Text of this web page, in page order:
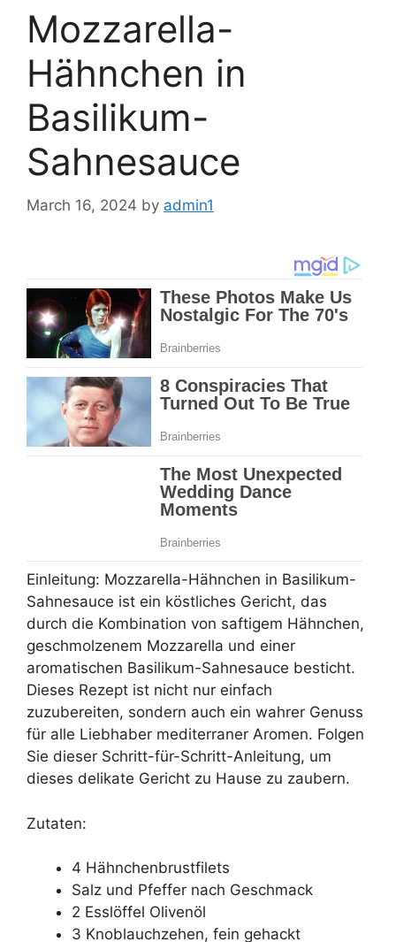
Mozzarella-
Hähnchen in
Basilikum-
Sahnesauce
March 16, 2024 by admin1
Einleitung: Mozzarella-Hähnchen in Basilikum-
Sahnesauce ist ein köstliches Gericht, das
durch die Kombination von saftigem Hähnchen,
geschmolzenem Mozzarella und einer
aromatischen Basilikum-Sahnesauce besticht.
Dieses Rezept ist nicht nur einfach
zuzubereiten, sondern auch ein wahrer Genuss
für alle Liebhaber mediterraner Aromen. Folgen
Sie dieser Schritt-für-Schritt-Anleitung, um
dieses delikate Gericht zu Hause zu zaubern.
Zutaten:
4 Hähnchenbrustfilets
Salz und Pfeffer nach Geschmack
2 Esslöffel Olivenöl
3 Knoblauchzehen, fein gehackt